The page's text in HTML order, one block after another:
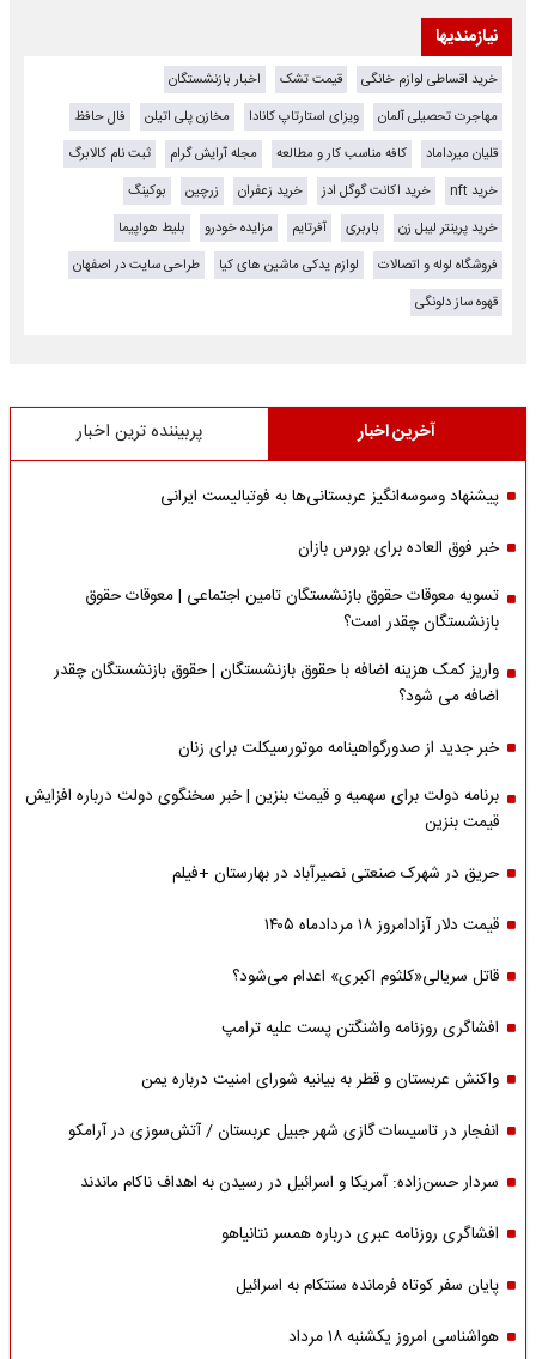
نیازمندیها
خرید اقساطی لوازم خانگی قیمت تشک
اخبار بازنشستگان
مهاجرت تحصیلی آلمان
ویزای استارتاپ کانادا مخازن پلی اتیلن
فال حافظ
قلیان میرداماد
کافه مناسب کار و مطالعه مجله آرایش گرام
ثبت نام کالابرگ
خرید nft
خرید اکانت گوگل ادز خرید زعفران زرچین
بوکینگ
خرید پرینتر لیبل زن
باربری آفرتایم مزایده خودرو
بلیط هواپیما
فروشگاه لوله و اتصالات
لوازم یدکی ماشین های کیا
طراحی سایت در اصفهان
قهوه ساز دلونگی
آخرین اخبار پربیننده ترین اخبار
پیشنهاد وسوسه‌انگیز عربستانی‌ها به فوتبالیست ایرانی
خبر فوق العاده برای بورس بازان
تسویه معوقات حقوق بازنشستگان تامین اجتماعی | معوقات حقوق
بازنشستگان چقدر است؟
واریز کمک هزینه اضافه با حقوق بازنشستگان | حقوق بازنشستگان چقدر
اضافه می شود؟
خبر جدید از صدورگواهینامه موتورسیکلت برای زنان
برنامه دولت برای سهمیه و قیمت بنزین | خبر سخنگوی دولت درباره افزایش
قیمت بنزین
حریق در شهرک صنعتی نصیرآباد در بهارستان +فیلم
قیمت دلار آزادامروز ۱۸ مردادماه ۱۴۰۵
قاتل سریالی«کلثوم اکبری» اعدام می‌شود؟
افشاگری روزنامه واشنگتن پست علیه ترامپ
واکنش عربستان و قطر به بیانیه شورای امنیت درباره یمن
انفجار در تاسیسات گازی شهر جبیل عربستان / آتش‌سوزی در آرامکو
سردار حسن‌زاده: آمریکا و اسرائیل در رسیدن به اهداف ناکام ماندند
افشاگری روزنامه عبری درباره همسر نتانیاهو
پایان سفر کوتاه فرمانده سنتکام به اسرائیل
هواشناسی امروز یکشنبه ۱۸ مرداد